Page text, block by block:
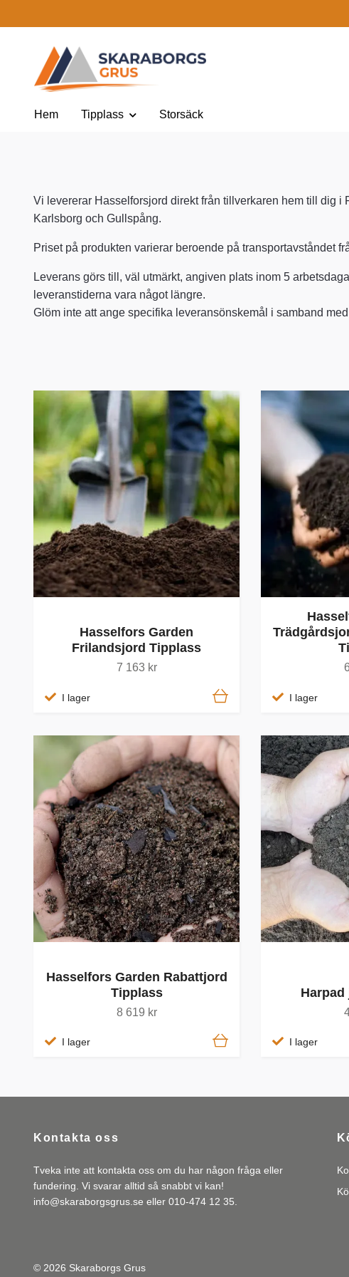
Hem Tipplass Storsäck
Vi levererar Hasselforsjord direkt från tillverkaren hem till dig
Karlsborg och Gullspång.
Priset på produkten varierar beroende på transportavståndet
Leverans görs till, väl utmärkt, angiven plats inom 5
leveranstiderna vara något längre.
Glöm inte att ange specifika leveransönskemål i samband
Hasselfors Garden
Frilandsjord Tipplass
7 163 kr
I lager I lager
Hasselfors Garden Rabattjord
Tipplass
8 619 kr
I lager I lager
Kontakta oss
Tveka inte att kontakta oss om du har någon fråga eller
fundering. Vi svarar alltid så snabbt vi kan!
info@skaraborgsgrus.se eller 010-474 12 35.
© 2026 Skaraborgs Grus